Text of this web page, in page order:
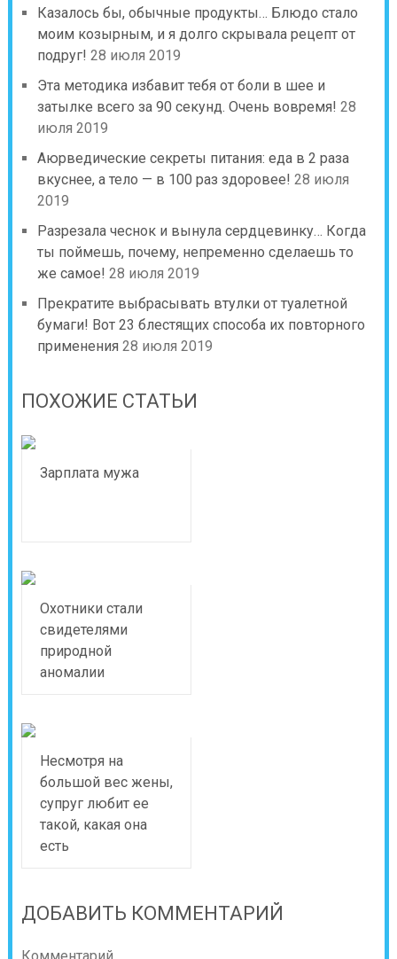
Казалось бы, обычные продукты… Блюдо стало
моим козырным, и я долго скрывала рецепт от
подруг! 28 июля 2019
Эта методика избавит тебя от боли в шее и
затылке всего за 90 секунд. Очень вовремя! 28
июля 2019
Аюрведические секреты питания: еда в 2 раза
вкуснее, а тело — в 100 раз здоровее! 28 июля
2019
Разрезала чеснок и вынула сердцевинку… Когда
ты поймешь, почему, непременно сделаешь то
же самое! 28 июля 2019
Прекратите выбрасывать втулки от туалетной
бумаги! Вот 23 блестящих способа их повторного
применения 28 июля 2019
ПОХОЖИЕ СТАТЬИ
Зарплата мужа
Охотники стали
свидетелями
природной
аномалии
Несмотря на
большой вес жены,
супруг любит ее
такой, какая она
есть
ДОБАВИТЬ КОММЕНТАРИЙ